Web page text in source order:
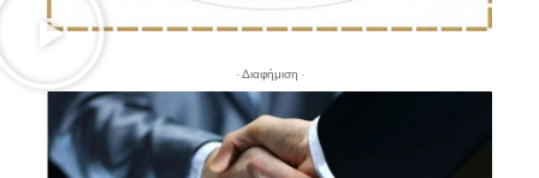
- Διαφήμιση -